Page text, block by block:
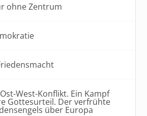
ohne Zentrum
West-Konflikt. Ein Kampf
Gottesurteil. Der verfrühte
über Europa